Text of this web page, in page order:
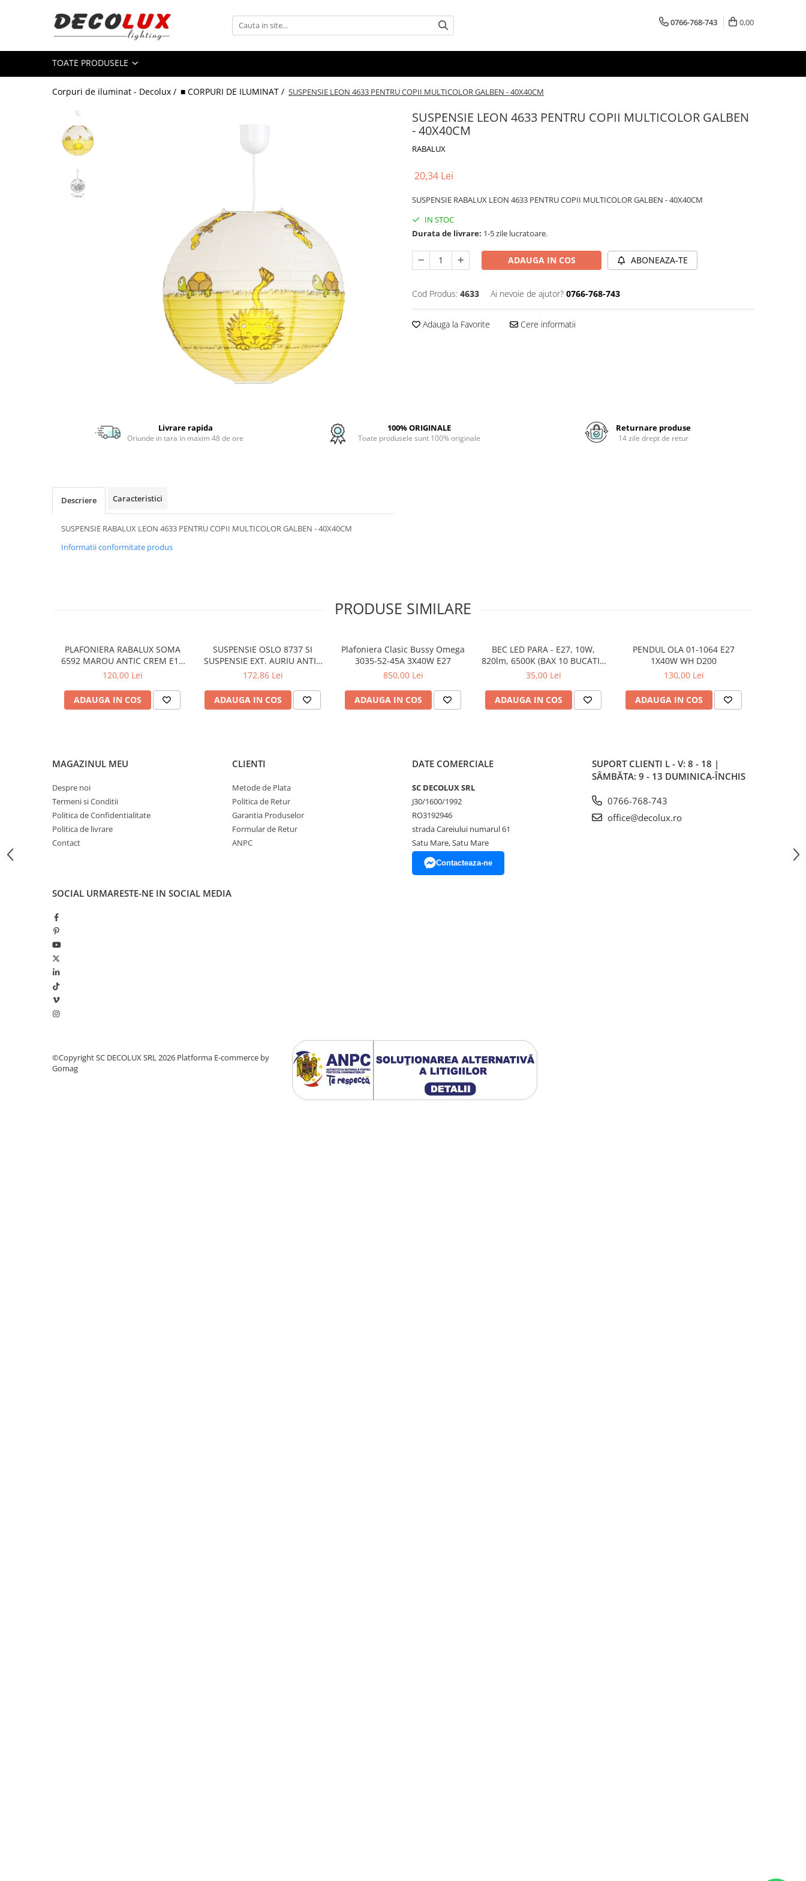
Toate Produsele
■ ILUMINAT DE INTERIOR
CANDELABRE & PENDULE CLASICE
APLICE CLASICE
PLAFONIERE CLASICE
VEIOZE CLASICE
LAMPADARE CLASICE
CANDELABRE CRISTAL & PENDULE
APLICE CRISTAL
PLAFONIERE VINTAGE
ACCESORII & CABLU VINTAGE
SUSPENSII COPII
VEIOZE COPII
■ ILUMINAT DE EXTERIOR
APLICE EXTERIOR
LAMPADARE & PENDULE DE
LAMPI PAVAJ & PISCINE
LAMPI GARDURI & TREPTE
LAMPI STRADALE
LAMPI SOLARE
VEIOZE EXTERIOR
PLAFONIERE & LAMPI LED
PANOURI LED
CORPURI ETANSE LED
SPOTURI INCASTRATE
SPOTURI PE SINA & ACCESORII
SPOTURI APLICATE SI SUSPENSII
BANDA LED & ACCESORII
■ ILUMINAT DECORATIV
0766-768-743 0,00
TOATE PRODUSELE
Corpuri de iluminat - Decolux / ■ CORPURI DE ILUMINAT / SUSPENSIE LEON 4633 PENTRU COPII MULTICOLOR GALBEN - 40X40CM
SUSPENSIE LEON 4633 PENTRU COPII MULTICOLOR GALBEN
- 40X40CM
RABALUX
20,34 Lei
SUSPENSIE RABALUX LEON 4633 PENTRU COPII MULTICOLOR GALBEN - 40X40CM
IN STOC
Durata de livrare: 1-5 zile lucratoare.
ADAUGA IN COS ABONEAZA-TE
Cod Produs: 4633 Ai nevoie de ajutor? 0766-768-743
Adauga la Favorite Cere informatii
Livrare rapida
Oriunde in tara in maxim 48 de ore
100% ORIGINALE
Toate produsele sunt 100% originale
Returnare produse
14 zile drept de retur
Descriere Caracteristici
SUSPENSIE RABALUX LEON 4633 PENTRU COPII MULTICOLOR GALBEN - 40X40CM
Informatii conformitate produs
PRODUSE SIMILARE
PLAFONIERA RABALUX SOMA
6592 MAROU ANTIC CREM E14
2X40W 350MM
120,00 Lei
ADAUGA IN COS
SUSPENSIE OSLO 8737 SI
SUSPENSIE EXT. AURIU ANTIC
TRANSPARENT E27 1X60W
172,86 Lei
ADAUGA IN COS
Plafoniera Clasic Bussy Omega
3035-52-45A 3X40W E27
850,00 Lei
ADAUGA IN COS
BEC LED PARA - E27, 10W,
820lm, 6500K (BAX 10 BUCATI -
35LEI)
35,00 Lei
ADAUGA IN COS
PENDUL OLA 01-1064 E27
1X40W WH D200
130,00 Lei
ADAUGA IN COS
MAGAZINUL MEU
Despre noi
Termeni si Conditii
Politica de Confidentialitate
Politica de livrare
Contact
CLIENTI
Metode de Plata
Politica de Retur
Garantia Produselor
Formular de Retur
ANPC
DATE COMERCIALE
SC DECOLUX SRL
J30/1600/1992
RO3192946
strada Careiului numarul 61
Satu Mare, Satu Mare
Contacteaza-ne
SUPORT CLIENTI L - V: 8 - 18 |
SÂMBĂTA: 9 - 13 DUMINICA-ÎNCHIS
0766-768-743
office@decolux.ro
SOCIAL URMARESTE-NE IN SOCIAL MEDIA
©Copyright SC DECOLUX SRL 2026 Platforma E-commerce by
Gomag